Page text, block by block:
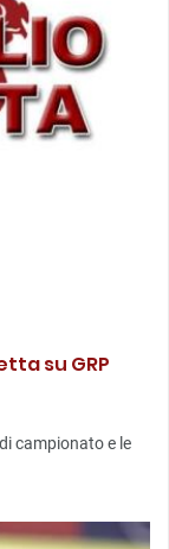
su GRP
campionato e le